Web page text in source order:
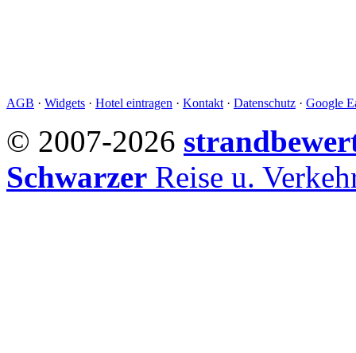
AGB · Widgets · Hotel eintragen · Kontakt · Datenschutz · Google
© 2007-2026
Schwarzer Reise u.